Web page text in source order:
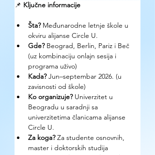
📌 Ključne informacije
Šta? Međunarodne letnje škole u
okviru alijanse Circle U.
Gde? Beograd, Berlin, Pariz i Beč
(uz kombinaciju onlajn sesija i
programa uživo)
Kada? Jun–septembar 2026. (u
zavisnosti od škole)
Ko organizuje? Univerzitet u
Beogradu u saradnji sa
univerzitetima članicama alijanse
Circle U.
Za koga? Za studente osnovnih,
master i doktorskih studija